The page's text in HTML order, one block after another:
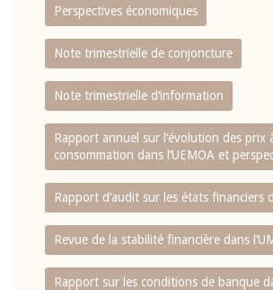
Perspectives économiques
Note trimestrielle de conjoncture
Note trimestrielle d‘information
Rapport annuel sur l‘évolution des prix
consommation dans l‘UEMOA et
Rapport d‘audit sur les états financiers
Revue de la stabilité financière dans
Rapport sur les conditions de banque